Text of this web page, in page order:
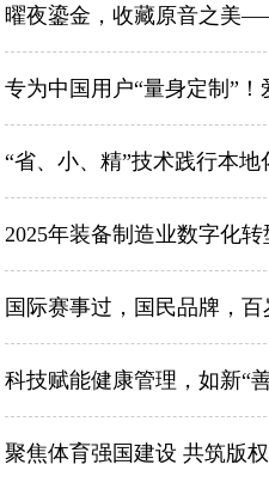
国际赛事过，国民品牌，
科技赋能健康管理，如新“